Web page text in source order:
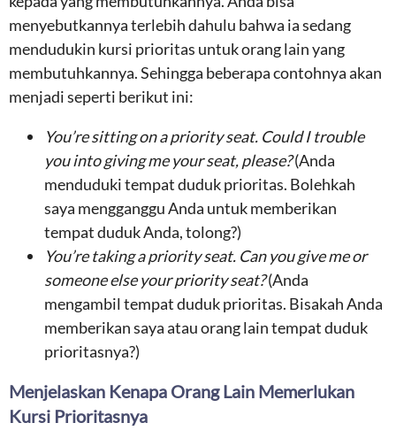
menyebutkannya terlebih dahulu bahwa ia sedang
mendudukin kursi prioritas untuk orang lain yang
membutuhkannya. Sehingga beberapa contohnya akan
menjadi seperti berikut ini:
You’re sitting on a priority seat. Could I trouble
you into giving me your seat, please?(Anda
menduduki tempat duduk prioritas. Bolehkah
saya mengganggu Anda untuk memberikan
tempat duduk Anda, tolong?)
You’re taking a priority seat. Can you give me or
someone else your priority seat?(Anda
mengambil tempat duduk prioritas. Bisakah Anda
memberikan saya atau orang lain tempat duduk
prioritasnya?)
Menjelaskan Kenapa Orang Lain Memerlukan
Kursi Prioritasnya